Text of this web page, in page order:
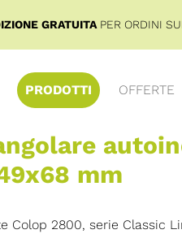
GRATUITAPER ORDINI
PRODOTTI OFFERTE
mm
Colop 2800, serie Classic